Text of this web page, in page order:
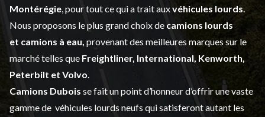
Montérégie , pour tout ce qui a trait auxvéhicules lourds
Nous proposons le plus grand choix de camions lourds
et camions à eau, provenant des meilleures marques sur le
marché telles que Freightliner, International, Kenworth,
Peterbilt et Volvo
Camions Dubois se fait un point d’honneur d’offrir une vaste
gamme de véhicules lourds neufs qui satisferont autant les